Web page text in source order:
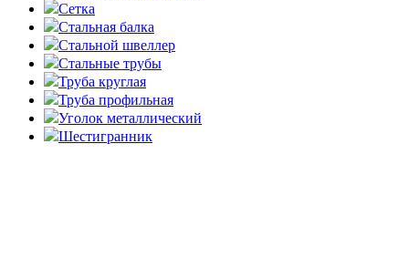
Сетка
Стальная балка
Стальной швеллер
Стальные трубы
Труба круглая
Труба профильная
Уголок металлический
Шестигранник